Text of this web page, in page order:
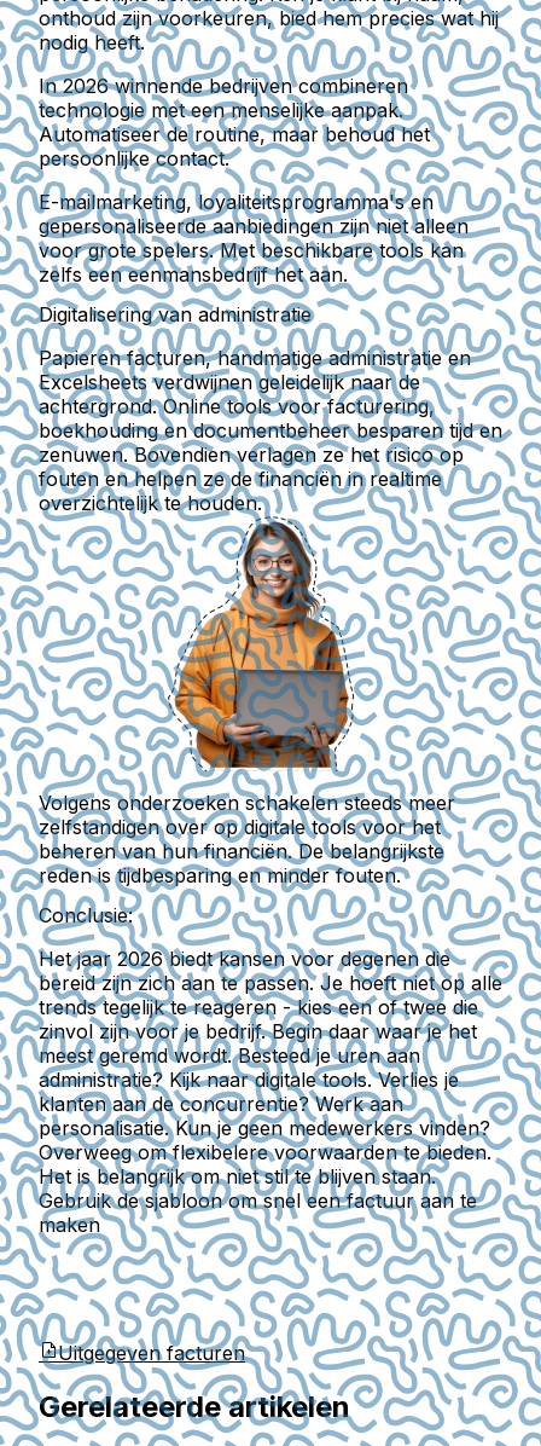
onthoud zijn voorkeuren, bied hem precies wat hij
nodig heeft.
In 2026winnende bedrijven combineren
technologie met een menselijke aanpak.
Automatiseer de routine, maar behoud het
persoonlijke contact.
E-mailmarketing, loyaliteitsprogramma's en
gepersonaliseerde aanbiedingen zijn niet alleen
voor grote spelers.Met beschikbare tools kan
zelfs een eenmansbedrijf het aan.
Digitalisering van administratie
Papieren facturen, handmatige administratie en
Excelsheets verdwijnen geleidelijk naar de
achtergrond.Online tools voor facturering,
boekhouding en documentbeheer besparen tijd en
zenuwen. Bovendien verlagen ze het risico op
fouten en helpen ze de financiën in realtime
overzichtelijk te houden.
Volgens onderzoeken schakelen steeds meer
zelfstandigen over op digitale tools voor het
beheren van hun financiën.De belangrijkste
reden is tijdbesparing en minder fouten.
Conclusie:
Het jaar 2026 biedt kansen voor degenen die
bereid zijn zich aan te passen. Je hoeft niet op alle
trends tegelijk te reageren - kies een of twee die
zinvol zijn voor je bedrijf. Begin daar waar je het
meest geremd wordt. Besteed je uren aan
administratie? Kijk naar digitale tools. Verlies je
klanten aan de concurrentie? Werk aan
personalisatie. Kun je geen medewerkers vinden?
Overweeg om flexibelere voorwaarden te bieden.
Het is belangrijk om niet stil te blijven staan.
Gebruik de sjabloon om snel een factuur aan te
maken
Uitgegeven facturen
Gerelateerde artikelen